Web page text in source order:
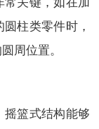
柱类零件时，
周位置。
摇篮式结构能够